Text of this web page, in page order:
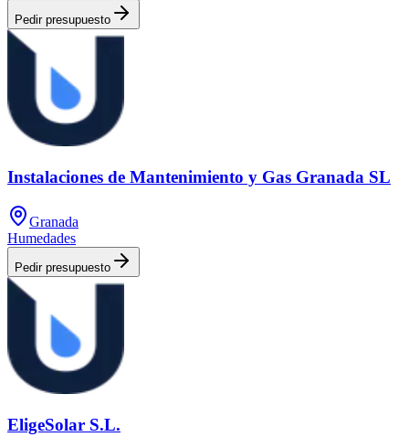
Pedir presupuesto
Instalaciones de Mantenimiento y Gas Granada SL
Granada
Humedades
Pedir presupuesto
EligeSolar S.L.